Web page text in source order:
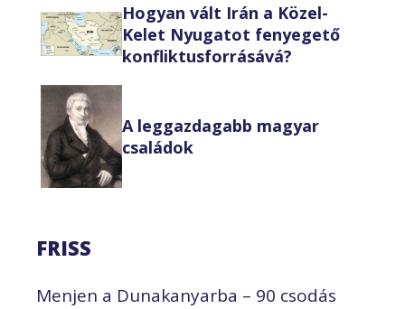
Hogyan vált Irán a Közel-
Kelet Nyugatot fenyegető
konfliktusforrásává?
A leggazdagabb magyar
családok
FRISS
Menjen a Dunakanyarba – 90 csodás